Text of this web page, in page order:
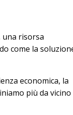
una risorsa
come la
economica, la
più da vicino